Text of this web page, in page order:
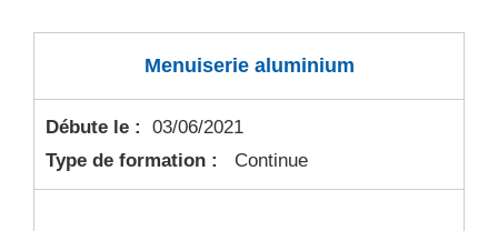
Menuiserie aluminium
Débute le :
03/06/2021
Type de formation :
Continue